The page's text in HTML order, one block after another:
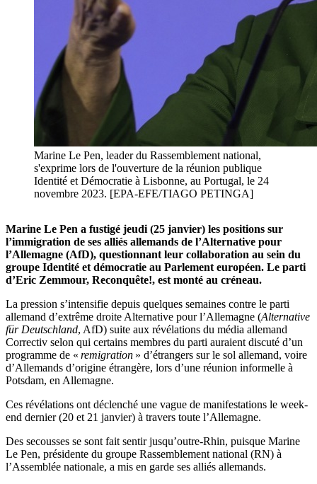
Marine Le Pen, leader du Rassemblement national,
s'exprime lors de l'ouverture de la réunion publique
Identité et Démocratie à Lisbonne, au Portugal, le 24
novembre 2023. [EPA-EFE/TIAGO PETINGA]
Marine Le Pen a fustigé jeudi (25 janvier) les positions sur
l’immigration de ses alliés allemands de l’Alternative pour
l’Allemagne (AfD), questionnant leur collaboration au sein du
groupe Identité et démocratie au Parlement européen. Le parti
d’Eric Zemmour, Reconquête!, est monté au créneau.
La pression s’intensifie depuis quelques semaines contre le parti
allemand d’extrême droite Alternative pour l’Allemagne (Alternative
für Deutschland, AfD) suite aux révélations du média allemand
Correctiv selon qui certains membres du parti auraient discuté d’un
programme de « remigration » d’étrangers sur le sol allemand, voire
d’Allemands d’origine étrangère, lors d’une réunion informelle à
Potsdam, en Allemagne.
Ces révélations ont déclenché une vague de manifestations le week-
end dernier (20 et 21 janvier) à travers toute l’Allemagne.
Des secousses se sont fait sentir jusqu’outre-Rhin, puisque Marine
Le Pen, présidente du groupe Rassemblement national (RN) à
l’Assemblée nationale, a mis en garde ses alliés allemands.